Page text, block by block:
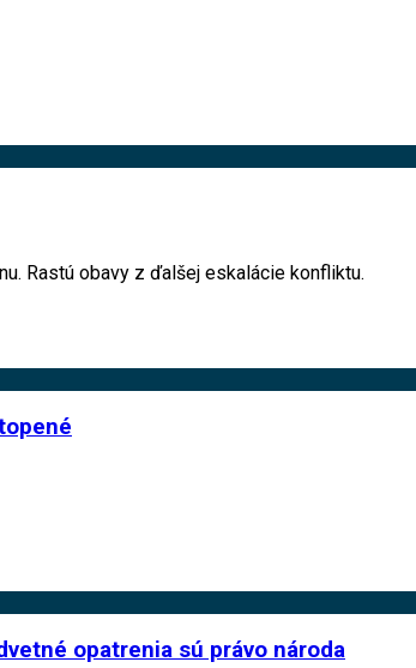
Rastú obavy z ďalšej eskalácie konfliktu.
opatrenia sú právo národa